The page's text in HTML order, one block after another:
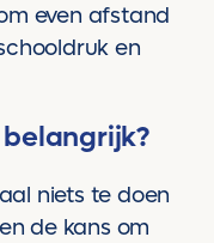
even afstand
en
niets te doen
de kans om